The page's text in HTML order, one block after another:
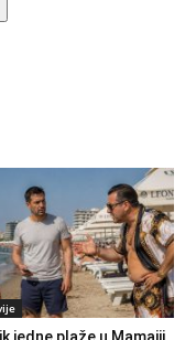
jedne plaže u Mamaiji